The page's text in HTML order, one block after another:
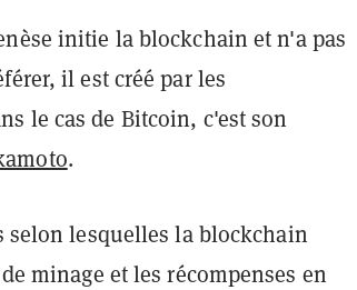
initie la blockchain et n'a pas
il est créé par les
le cas de Bitcoin, c'est son
.
selon lesquelles la blockchain
minage et les récompenses en